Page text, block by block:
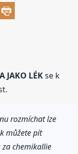
JAKO LÉKse k
rozmíchat lze
můžete pít
chemikallie